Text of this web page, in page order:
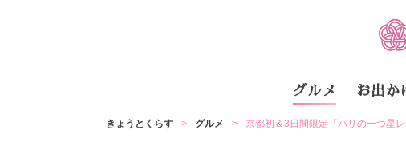
グルメ お出か
きょうとくらす グルメ 京都初＆3日間限定「パリの一つ星